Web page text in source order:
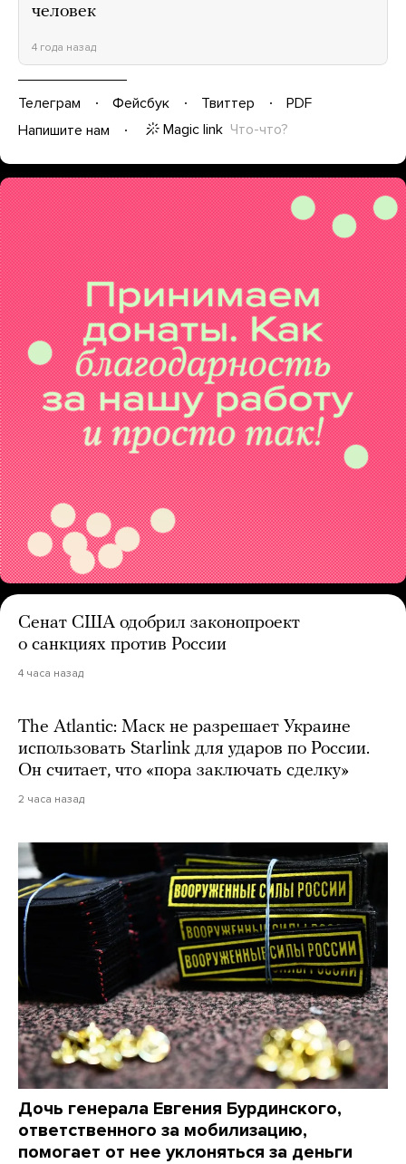
человек
4 года назад
Телеграм Фейсбук Твиттер
PDF
Напишите нам
Magic link Что-что?
Сенат США одобрил законопроект
о санкциях против России
4 часа назад
The Atlantic: Маск не разрешает Украине
использовать Starlink для ударов по России.
Он считает, что «пора заключать сделку»
2 часа назад
Дочь генерала Евгения Бурдинского,
ответственного за мобилизацию,
помогает от нее уклоняться за деньги